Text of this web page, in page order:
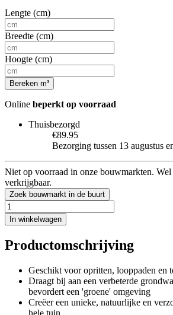
Lengte (cm)
Breedte (cm)
Hoogte (cm)
Bereken m³
Online beperkt op voorraad
Thuisbezorgd
€89.95
Bezorging tussen 13 augustus
Niet op voorraad in onze bouwmarkten.
verkrijgbaar.
Zoek bouwmarkt in de buurt
In winkelwagen
Productomschrijving
Geschikt voor opritten, looppaden en
Draagt bij aan een verbeterde
bevordert een 'groene' omgeving
Creëer een unieke, natuurlijke en